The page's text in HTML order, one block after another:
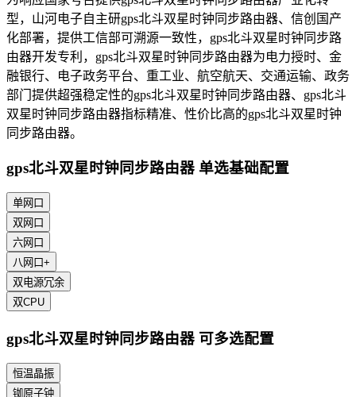
型，山河电子自主研gps北斗双星时钟同步路由器、信创国产
化部署，提供工信部可溯源一致性，gps北斗双星时钟同步路
由器开发专利，gps北斗双星时钟同步路由器为电力授时、金
融银行、电子政务平台、重工业、航空航天、交通运输、政务
部门提供超强稳定性的gps北斗双星时钟同步路由器、gps北斗
双星时钟同步路由器指标精准、性价比高的gps北斗双星时钟
同步路由器。
gps北斗双星时钟同步路由器 单选基础配置
单网口
双网口
六网口
八网口+
双电源冗余
双CPU
gps北斗双星时钟同步路由器 可多选配置
恒温晶振
铷原子钟